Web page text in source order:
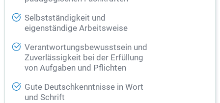
Selbstständigkeit und
eigenständige Arbeitsweise
Verantwortungsbewusstsein und
Zuverlässigkeit bei der Erfüllung
von Aufgaben und Pflichten
Gute Deutschkenntnisse in Wort
und Schrift